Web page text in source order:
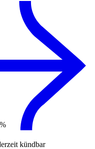
kündbar